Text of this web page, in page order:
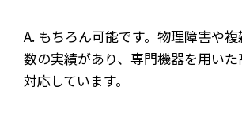
A. もちろん可能です。物理障害や
数の実績があり、専門機器を用い
対応しています。